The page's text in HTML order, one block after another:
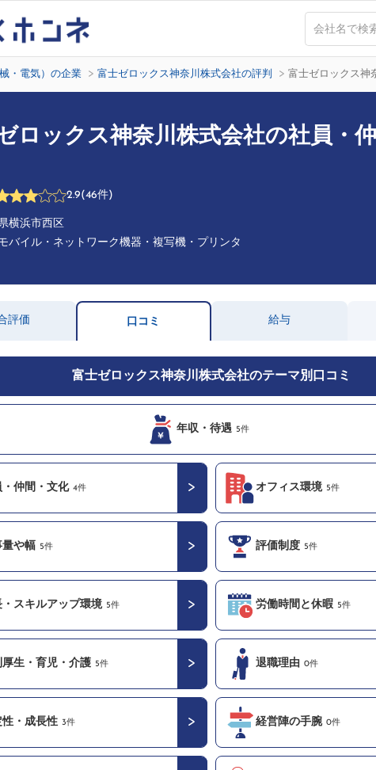
・電気）の企業 富士ゼロックス神奈川株式会社の評判 富士ゼロックス神
ロックス神奈川株式会社の社員・
2.9(46件)
横浜市西区
バイル・ネットワーク機器・複写機・プリンタ
評価 口コミ 給与
富士ゼロックス神奈川株式会社のテーマ別口コミ
年収・待遇 5件
・仲間・文化 4件 オフィス環境 5件
量や幅 5件 評価制度 5件
・スキルアップ環境 5件 労働時間と休暇 5件
厚生・育児・介護 5件 退職理由 0件
性・成長性 3件 経営陣の手腕 0件